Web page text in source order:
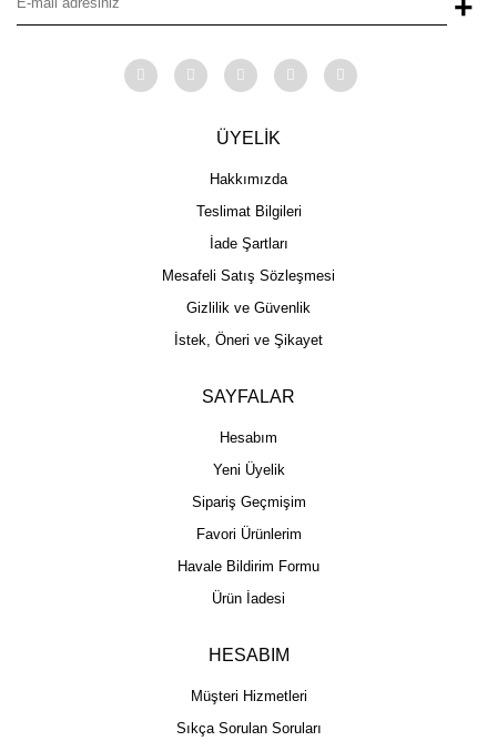
ÜYELİK
Hakkımızda
Teslimat Bilgileri
İade Şartları
Mesafeli Satış Sözleşmesi
Gizlilik ve Güvenlik
İstek, Öneri ve Şikayet
SAYFALAR
Hesabım
Yeni Üyelik
Sipariş Geçmişim
Favori Ürünlerim
Havale Bildirim Formu
Ürün İadesi
HESABIM
Müşteri Hizmetleri
Sıkça Sorulan Soruları